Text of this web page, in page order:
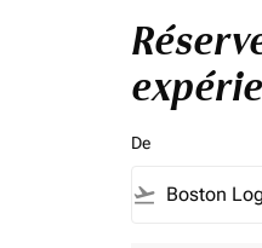
De
flight_takeoff